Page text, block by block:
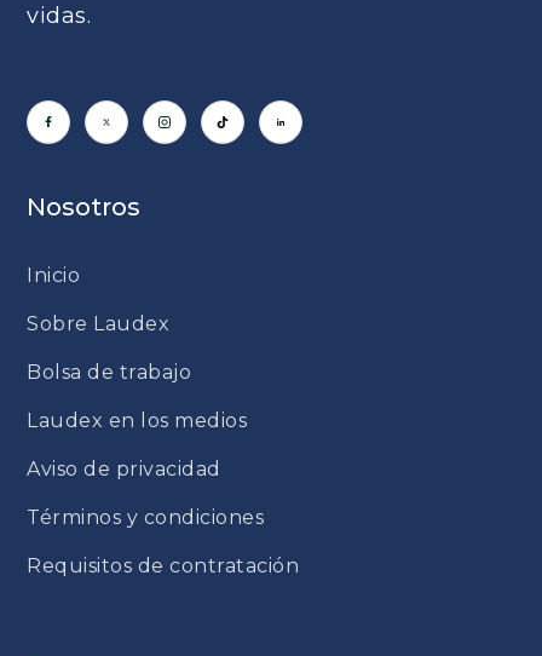
vidas.
Nosotros
Inicio
Sobre Laudex
Bolsa de trabajo
Laudex en los medios
Aviso de privacidad
Términos y condiciones
Requisitos de contratación